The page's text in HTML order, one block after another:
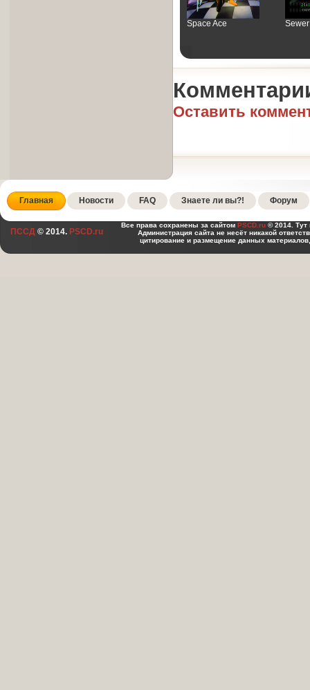
Space Ace
Оставить
Главная Новости FAQ Знаете ли вы?! Форум
ПССД © 2014. PSCD.ru
Все права сохранены за сайтом PSCD.ru © 2014. Тут
Администрация сайта не несёт никакой
цитирование и размещение данных